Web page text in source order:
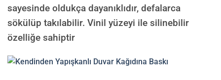
sayesinde oldukça dayanıklıdır, defalarca
sökülüp takılabilir. Vinil yüzeyi ile silinebilir
özelliğe sahiptir